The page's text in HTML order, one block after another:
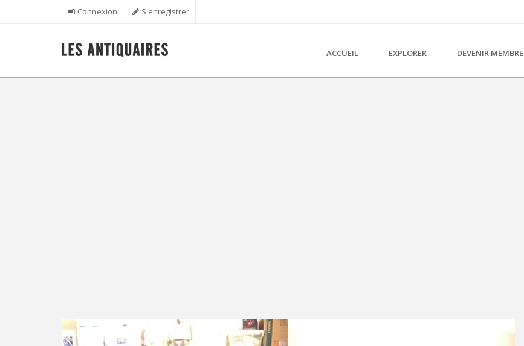
Aller au contenu principalConnexion S'enregistrer
ACCUEIL EXPLORER DEVENIR MEMBRE